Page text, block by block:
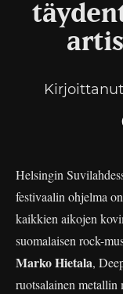
Kirjoittanut
Helsingin
festivaalin ohjelma
kaikkien aikojen
suomalaisen rock-
Marko Hietala,
ruotsalainen metallin